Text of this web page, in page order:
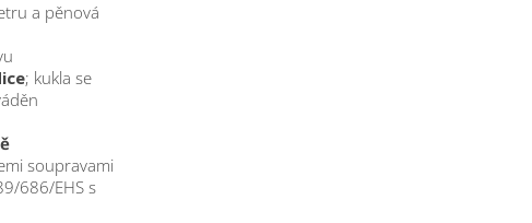
a pěnová
; kukla se
soupravami
686/EHS s